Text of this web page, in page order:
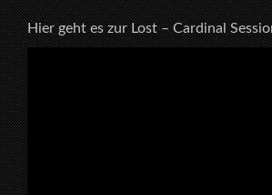
Hier geht es zur Lost – Cardinal